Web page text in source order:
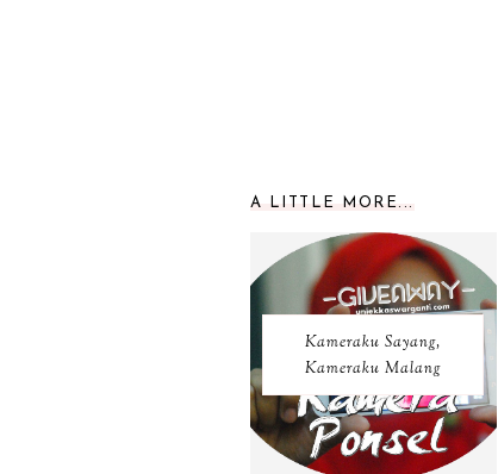
A LITTLE MORE...
Kameraku Sayang,
Kameraku Malang